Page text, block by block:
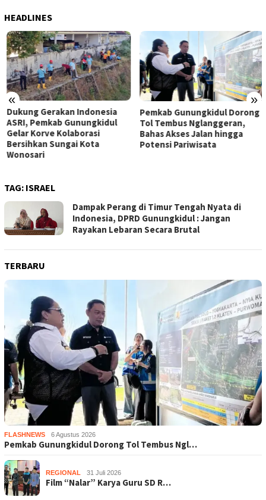
HEADLINES
« »
Dukung Gerakan Indonesia
ASRI, Pemkab Gunungkidul
Gelar Korve Kolaborasi
Bersihkan Sungai Kota
Wonosari
Pemkab Gunungkidul Dorong
Tol Tembus Nglanggeran,
Bahas Akses Jalan hingga
Potensi Pariwisata
TAG: ISRAEL
Dampak Perang di Timur Tengah Nyata di
Indonesia, DPRD Gunungkidul : Jangan
Rayakan Lebaran Secara Brutal
TERBARU
FLASHNEWS 6 Agustus 2026
Pemkab Gunungkidul Dorong Tol Tembus Ngl…
REGIONAL 31 Juli 2026
Film “Nalar” Karya Guru SD R…